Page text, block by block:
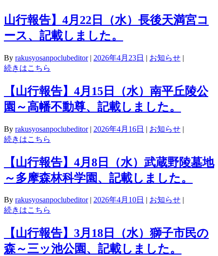
山行報告】4月22日（水）長後天満宮コ
ース、記載しました。
By rakusyosanpoclubeditor| 2026年4月23日 | お知らせ |
続きはこちら
【山行報告】4月15日（水）南平丘陵公
園～高幡不動尊、記載しました。
By rakusyosanpoclubeditor| 2026年4月16日 | お知らせ |
続きはこちら
【山行報告】4月8日（水）武蔵野陵墓地
～多摩森林科学園、記載しました。
By rakusyosanpoclubeditor| 2026年4月10日 | お知らせ |
続きはこちら
【山行報告】3月18日（水）獅子市民の
森～三ッ池公園、記載しました。